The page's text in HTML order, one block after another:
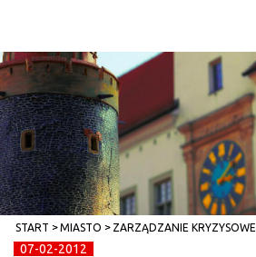
START MIASTO ZARZĄDZANIE KRYZYSOWE
07-02-2012